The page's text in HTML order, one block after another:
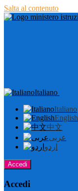
Salta al contenuto
Italiano
Italiano
English
中文
عربى
اردو
Accedi
Accedi